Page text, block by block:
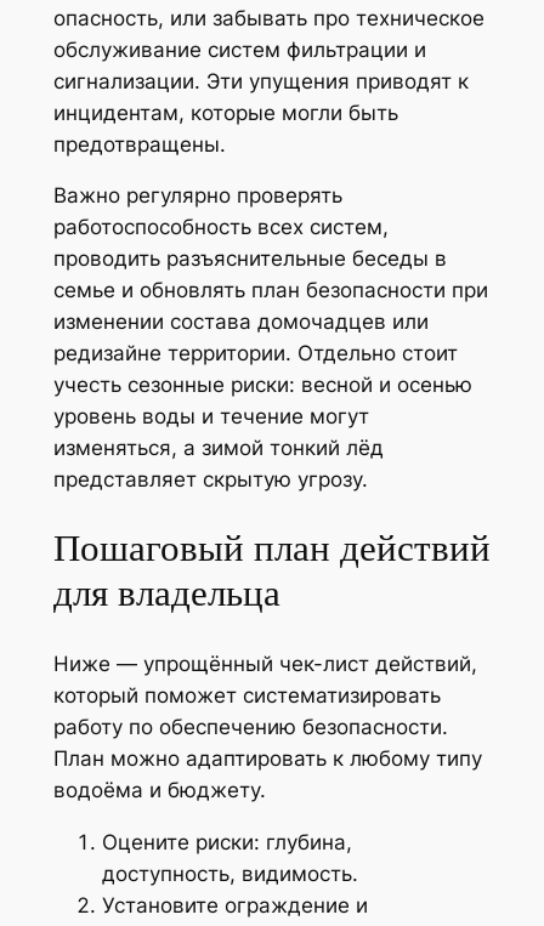
опасность, или забывать про техническое
обслуживание систем фильтрации и
сигнализации. Эти упущения приводят к
инцидентам, которые могли быть
предотвращены.
Важно регулярно проверять
работоспособность всех систем,
проводить разъяснительные беседы в
семье и обновлять план безопасности при
изменении состава домочадцев или
редизайне территории. Отдельно стоит
учесть сезонные риски: весной и осенью
уровень воды и течение могут
изменяться, а зимой тонкий лёд
представляет скрытую угрозу.
Пошаговый план действий
для владельца
Ниже — упрощённый чек-лист действий,
который поможет систематизировать
работу по обеспечению безопасности.
План можно адаптировать к любому типу
водоёма и бюджету.
Оцените риски: глубина,
доступность, видимость.
Установите ограждение и